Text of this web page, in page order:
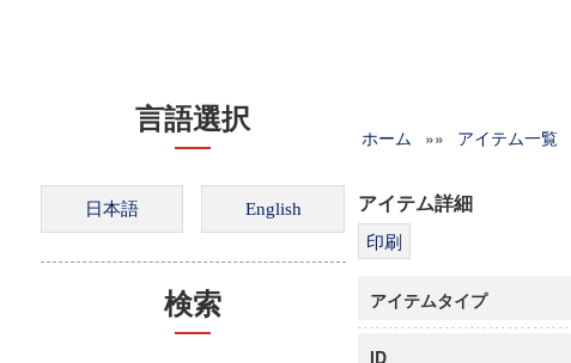
言語選択
検索
ホーム »» アイテム一覧
アイテム詳細
アイテムタイプ
ID